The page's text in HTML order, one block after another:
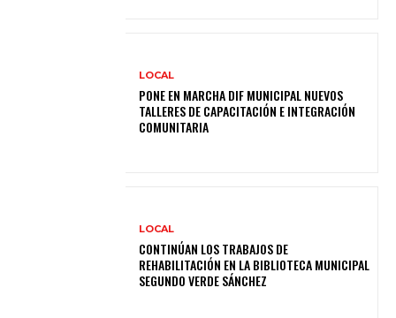
LOCAL
PONE EN MARCHA DIF MUNICIPAL NUEVOS
TALLERES DE CAPACITACIÓN E INTEGRACIÓN
COMUNITARIA
LOCAL
CONTINÚAN LOS TRABAJOS DE
REHABILITACIÓN EN LA BIBLIOTECA MUNICIPAL
SEGUNDO VERDE SÁNCHEZ